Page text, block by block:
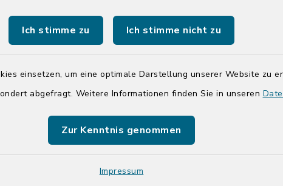
Ich stimme zu Ich stimme nicht zu
einsetzen, um eine optimale Darstellung unserer Website zu
abgefragt. Weitere Informationen finden Sie in unseren
Zur Kenntnis genommen
Impressum
youtube
Quicklinks
Kreis Segeberg
Tourist-Info der Stadt Bad
Segeberg